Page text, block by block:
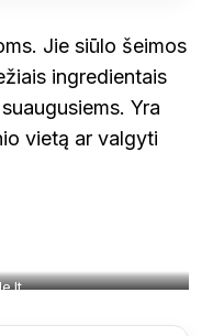
Jie siūlo šeimos
ingredientais
Yra
vietą ar valgyti